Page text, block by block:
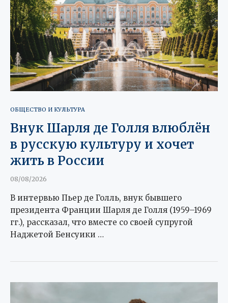
ОБЩЕСТВО И КУЛЬТУРА
Внук Шарля де Голля влюблён
в русскую культуру и хочет
жить в России
08/08/2026
В интервью Пьер де Голль, внук бывшего
президента Франции Шарля де Голля (1959–1969
гг.), рассказал, что вместе со своей супругой
Наджетой Бенсуики …